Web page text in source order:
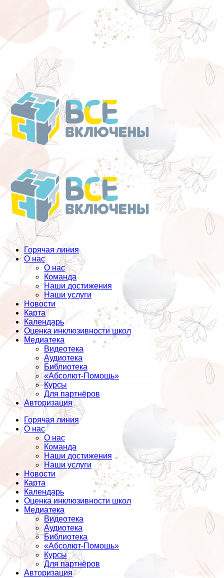
Перейти
к
содержанию
Горячая линия
О нас
О нас
Команда
Наши достижения
Наши услуги
Новости
Карта
Календарь
Оценка инклюзивности школ
Медиатека
Видеотека
Аудиотека
Библиотека
«Абсолют-Помощь»
Курсы
Для партнёров
Авторизация
Горячая линия
О нас
О нас
Команда
Наши достижения
Наши услуги
Новости
Карта
Календарь
Оценка инклюзивности школ
Медиатека
Видеотека
Аудиотека
Библиотека
«Абсолют-Помощь»
Курсы
Для партнёров
Авторизация